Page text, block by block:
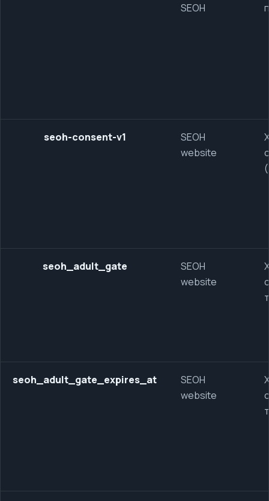
SEOH
seoh-consent-v1
SEOH
website
seoh_adult_gate
SEOH
website
seoh_adult_gate_expires_at
SEOH
website